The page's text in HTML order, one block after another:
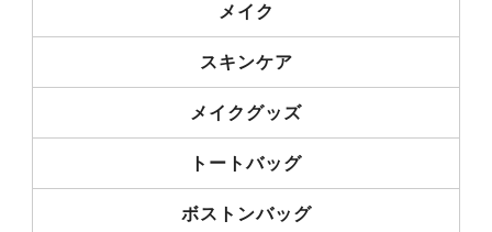
メイク
スキンケア
メイクグッズ
トートバッグ
ボストンバッグ